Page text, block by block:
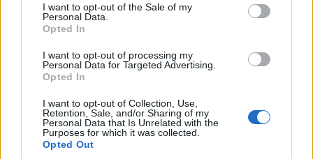
I want to opt-out of the Sale of my
Personal Data.
Opted In
I want to opt-out of processing my
Personal Data for Targeted Advertising.
Opted In
I want to opt-out of Collection, Use,
Retention, Sale, and/or Sharing of my
Personal Data that Is Unrelated with the
Purposes for which it was collected.
Opted Out
Το FIAT 500 Hybrid τώρα από 18.990 ευρώ
Πάρκερ: «Όνειρό μου να
Βιλερμπάν – Το πλάνο της
ομάδας μένει ίδιο»
των ΗΠΑ